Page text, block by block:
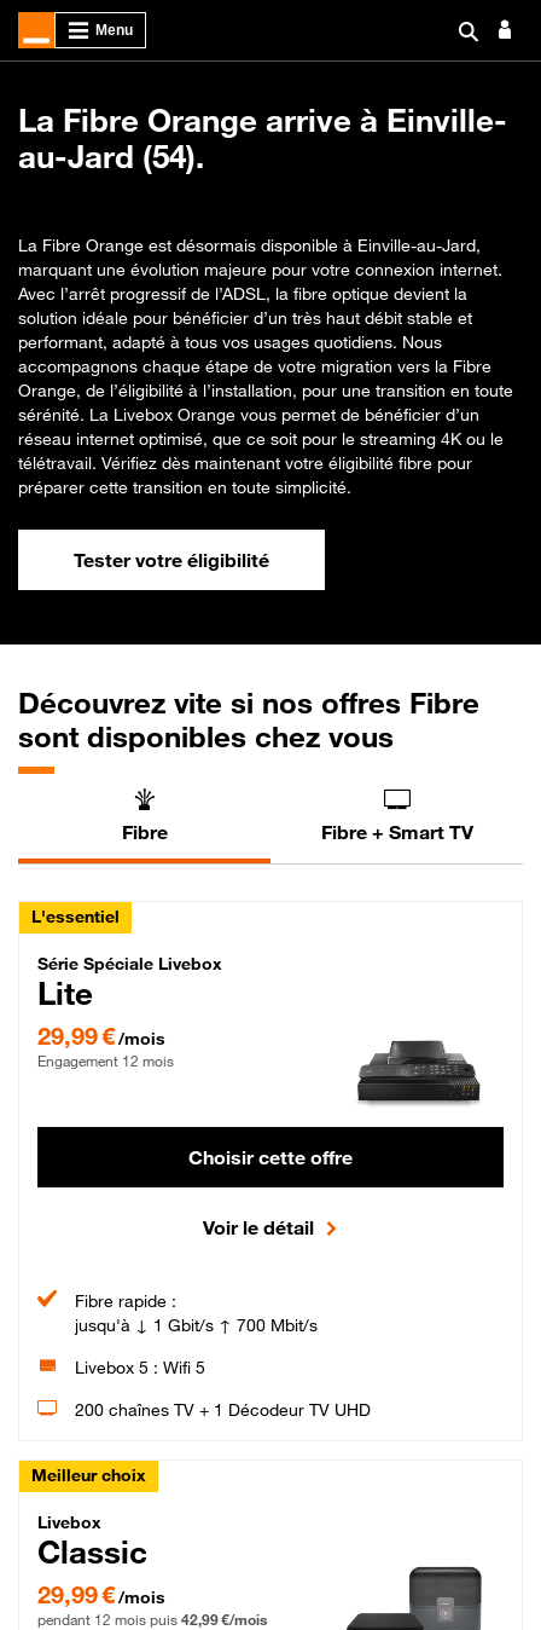
La Fibre Orange arrive à Einville-
au-Jard (54).
La Fibre Orange est désormais disponible à Einville-au-Jard,
marquant une évolution majeure pour votre connexion internet.
Avec l’arrêt progressif de l’ADSL, la fibre optique devient la
solution idéale pour bénéficier d’un très haut débit stable et
performant, adapté à tous vos usages quotidiens. Nous
accompagnons chaque étape de votre migration vers la Fibre
Orange, de l’éligibilité à l’installation, pour une transition en toute
sérénité. La Livebox Orange vous permet de bénéficier d’un
réseau internet optimisé, que ce soit pour le streaming 4K ou le
télétravail. Vérifiez dès maintenant votre éligibilité fibre pour
préparer cette transition en toute simplicité.
Tester votre éligibilité
Découvrez vite si nos offres Fibre
sont disponibles chez vous
Fibre Fibre + Smart TV
L'essentiel
Série Spéciale Livebox Lite Fibre
Série Spéciale Livebox
Lite
29,99 €/mois
Engagement 12 mois
Choisir cette offre
Voir le détail
Fibre rapide :
jusqu'à ↓ 1 Gbit/s ↑ 700 Mbit/s
Livebox 5 : Wifi 5
200 chaînes TV + 1 Décodeur TV UHD
Meilleur choix
Livebox Classic Fibre
Livebox
Classic
29,99 € par mois pendant 12 mois puis 42,99 € par mois, Engagement 12 mois
29,99 €/mois
pendant 12 mois puis 42,99 €/mois